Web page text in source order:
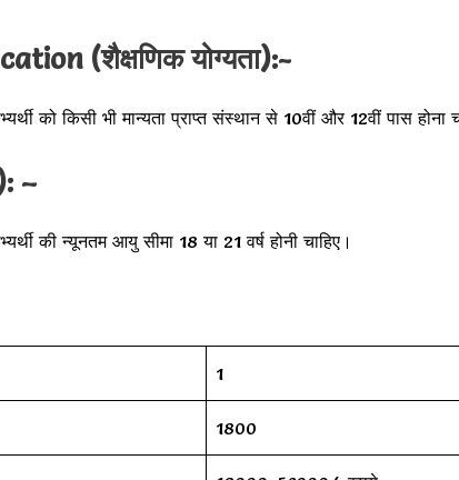
(शैक्षणिक योग्यता):-
को किसी भी मान्यता प्राप्त संस्थान से 10वीं और 12वीं पास होना
–
की न्यूनतम आयु सीमा 18 या 21 वर्ष होनी चाहिए।
1
1800